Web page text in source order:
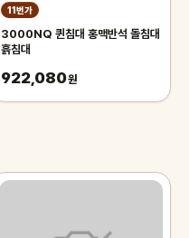
11번가
3000NQ 퀸침대 홍맥반석 돌침대
흙침대
922,080원